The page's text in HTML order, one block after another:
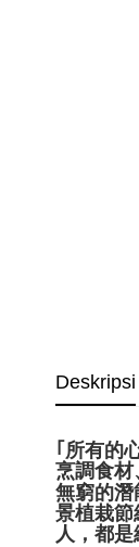
Deskripsi
｢所有的
烹調食材
無窮的潛
景植栽節
人，都是